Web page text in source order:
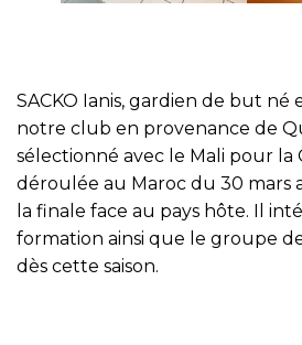
SACKO Ianis, gardien de but né
notre club en provenance de
sélectionné avec le Mali pour la
déroulée au Maroc du 30 mars
la finale face au pays hôte. Il
formation ainsi que le groupe
dès cette saison.